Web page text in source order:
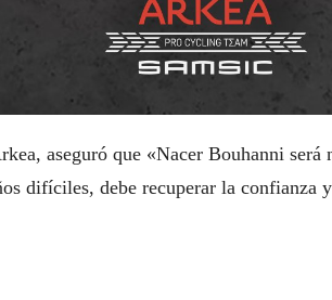
aseguró que «Nacer Bouhanni
difíciles, debe recuperar la confianza